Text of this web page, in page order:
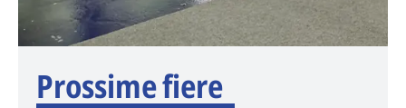
Prossime fiere